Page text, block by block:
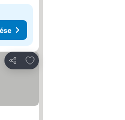
Megosztás
Hozzáadás a kedvencekhez